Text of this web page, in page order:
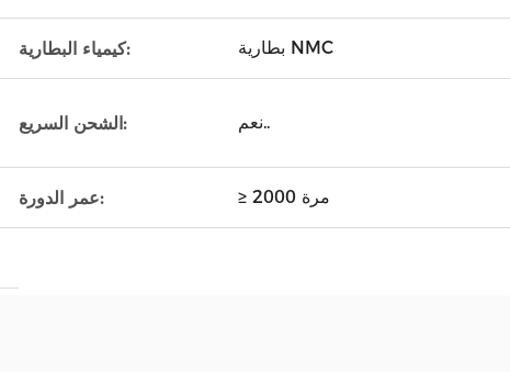
كيمياء البطارية: بطارية NMC
الشحن السريع: نعم..
عمر الدورة: ≥ 2000 مرة